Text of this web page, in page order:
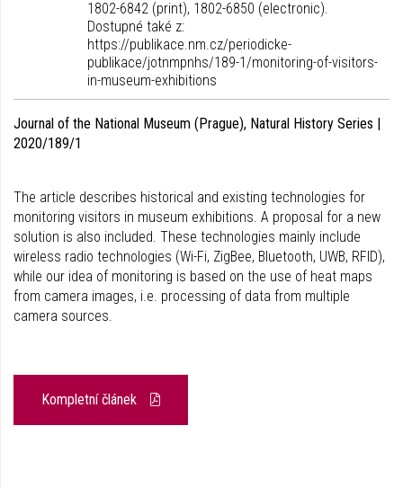
1802-6842 (print), 1802-6850 (electronic).
Dostupné také z:
https://publikace.nm.cz/periodicke-
publikace/jotnmpnhs/189-1/monitoring-of-visitors-
in-museum-exhibitions
Journal of the National Museum (Prague), Natural History Series |
2020/189/1
The article describes historical and existing technologies for
monitoring visitors in museum exhibitions. A proposal for a new
solution is also included. These technologies mainly include
wireless radio technologies (Wi-Fi, ZigBee, Bluetooth, UWB, RFID),
while our idea of monitoring is based on the use of heat maps
from camera images, i.e. processing of data from multiple
camera sources.
Kompletní článek